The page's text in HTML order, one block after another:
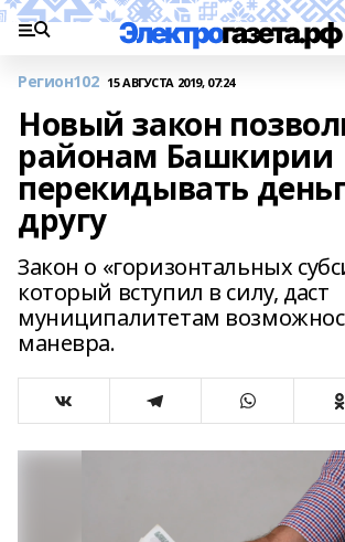
Регион102 15 АВГУСТА 2019, 07:24
Новый закон
районам Башкирии
перекидывать
другу
Закон о «горизонтальных
который вступил в силу, даст
муниципалитетам
маневра.